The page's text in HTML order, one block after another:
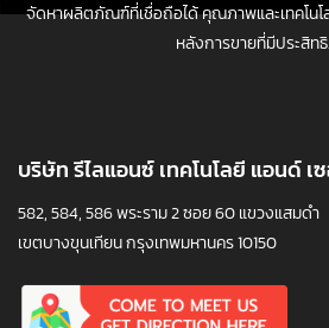
จัดหาผลิตภัณฑ์ที่เชื่อถือได้ คุณภาพและเทคโนโ
หลังการขายที่มีประสิท
บริษัท รีไลแอนซ์ เทคโนโลยี แอนด์ เ
582, 584, 586 พระราม 2 ซอย 60 แขวงแสมดำ
เขตบางขุนเทียน กรุงเทพมหานคร 10150